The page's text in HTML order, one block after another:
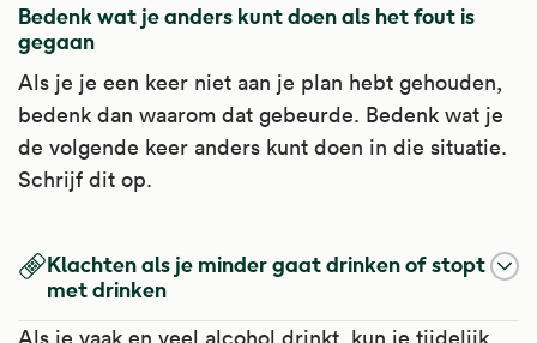
Bedenk wat je anders kunt doen als het fout is
gegaan
Als je je een keer niet aan je plan hebt gehouden,
bedenk dan waarom dat gebeurde. Bedenk wat je
de volgende keer anders kunt doen in die situatie.
Schrijf dit op.
Klachten als je minder gaat drinken of stopt
met drinken
Als je vaak en veel alcohol drinkt, kun je tijdelijk